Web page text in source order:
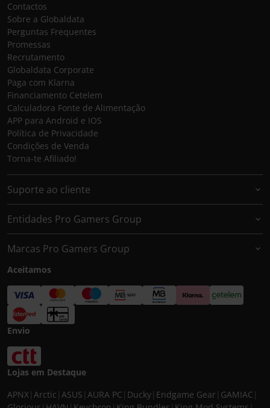
Contactos
Sobre a Globaldata
Perguntas Frequentes
Promessas
Recrutamento
Globaldata Corporate
Paga com Klarna
Financiamento Cetelem
Calculadora Fonte de Alimentação
APP para Android e IOS
Política de Privacidade
Condições de Venda
Torna-te Afiliado!
Suporte ao cliente
Entidades Pro Gamers Group
Marcas Pro Gamers Group
Aceitamos
Envio
Lojas em Destaque
APNX Arctic ASUS AURA PC Ducky Endgame Gear GAMIAC